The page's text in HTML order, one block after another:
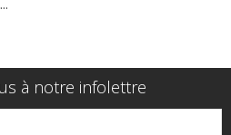
à notre infolettre